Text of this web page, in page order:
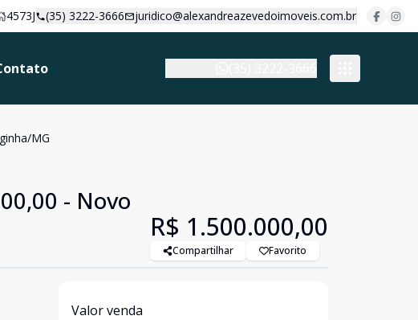
4573J (35) 3222-3666 juridico@alexandreazevedoimoveis.com.br
MG
- Novo
R$ 1.500.000,00
Compartilhar Favorito
Valor venda